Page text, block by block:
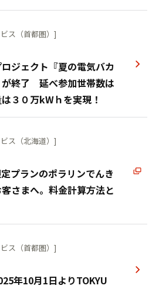
ジェクト『夏の電気バカ
が終了 延べ参加世帯数は
３０万kWｈを実現！
ス（首都圏）]
プランのポラリンでんき
さまへ。料金計算方法と
ス（北海道）]
年10月1日よりTOKYU
ス（首都圏）]